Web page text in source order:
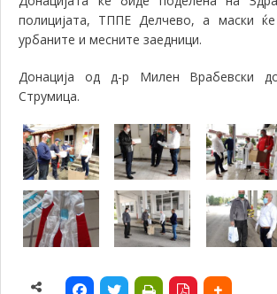
полицијата, ТППЕ Делчево, а маски
урбаните и мeсните заедници.
Донација од д-р Милен Врабевски
Струмица.